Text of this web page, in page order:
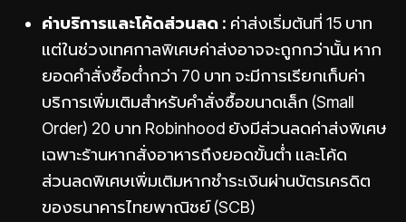
ค่าบริการและโค้ดส่วนลด : ค่าส่งเริ่มต้นที่ 15 บาท
แต่ในช่วงเทศกาลพิเศษค่าส่งอาจจะถูกกว่านั้น หาก
ยอดคำสั่งซื้อต่ำกว่า 70 บาท จะมีการเรียกเก็บค่า
บริการเพิ่มเติมสำหรับคำสั่งซื้อขนาดเล็ก (Small
Order) 20 บาท Robinhood ยังมีส่วนลดค่าส่งพิเศษ
เฉพาะร้านหากสั่งอาหารถึงยอดขั้นต่ำ และโค้ด
ส่วนลดพิเศษเพิ่มเติมหากชำระเงินผ่านบัตรเครดิต
ของธนาคารไทยพาณิชย์ (SCB)